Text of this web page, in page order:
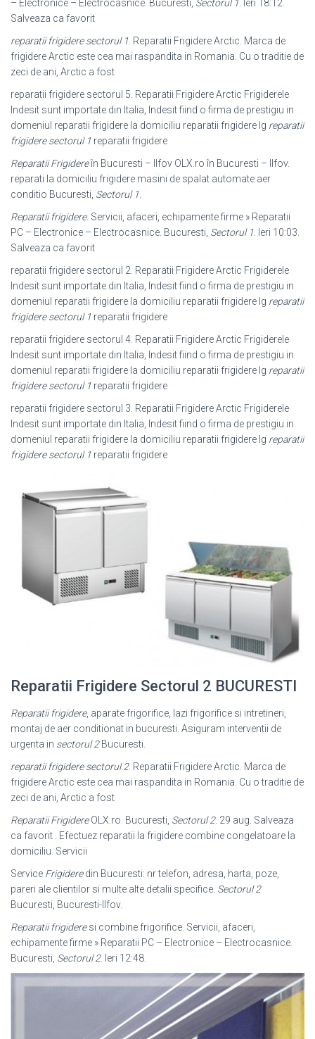
– Electronice – Electrocasnice. Bucuresti, Sectorul 1 . Ieri 18:12.
Salveaza ca favorit
reparatii frigidere sectorul 1 . Reparatii Frigidere Arctic. Marca de
frigidere Arctic este cea mai raspandita in Romania. Cu o traditie de
zeci de ani, Arctic a fost
reparatii frigidere sectorul 5. Reparatii Frigidere Arctic Frigiderele
Indesit sunt importate din Italia, Indesit fiind o firma de prestigiu in
domeniul reparatii frigidere la domiciliu reparatii frigidere lg reparatii
frigidere sectorul 1 reparatii frigidere
Reparatii Frigidereîn Bucuresti – Ilfov OLX.ro în Bucuresti – Ilfov.
reparati la domiciliu frigidere masini de spalat automate aer
conditio Bucuresti, Sectorul 1
Reparatii frigidere. Servicii, afaceri, echipamente firme » Reparatii
PC – Electronice – Electrocasnice. Bucuresti, Sectorul 1 . Ieri 10:03.
Salveaza ca favorit
reparatii frigidere sectorul 2. Reparatii Frigidere Arctic Frigiderele
Indesit sunt importate din Italia, Indesit fiind o firma de prestigiu in
domeniul reparatii frigidere la domiciliu reparatii frigidere lg reparatii
frigidere sectorul 1 reparatii frigidere
reparatii frigidere sectorul 4. Reparatii Frigidere Arctic Frigiderele
Indesit sunt importate din Italia, Indesit fiind o firma de prestigiu in
domeniul reparatii frigidere la domiciliu reparatii frigidere lg reparatii
frigidere sectorul 1 reparatii frigidere
reparatii frigidere sectorul 3. Reparatii Frigidere Arctic Frigiderele
Indesit sunt importate din Italia, Indesit fiind o firma de prestigiu in
domeniul reparatii frigidere la domiciliu reparatii frigidere lg reparatii
frigidere sectorul 1 reparatii frigidere
Reparatii Frigidere Sectorul 2 BUCURESTI
Reparatii frigidere, aparate frigorifice, lazi frigorifice si intretineri,
montaj de aer conditionat in bucuresti. Asiguram interventii de
urgenta in sectorul 2Bucuresti.
reparatii frigidere sectorul 2. Reparatii Frigidere Arctic. Marca de
frigidere Arctic este cea mai raspandita in Romania. Cu o traditie de
zeci de ani, Arctic a fost
Reparatii FrigidereOLX.ro. Bucuresti, Sectorul 2. 29 aug. Salveaza
ca favorit . Efectuez reparatii la frigidere combine congelatoare la
domiciliu. Servicii
Service Frigideredin Bucuresti: nr telefon, adresa, harta, poze,
pareri ale clientilor si multe alte detalii specifice. Sectorul 2
Bucuresti, Bucuresti-Ilfov.
Reparatii frigideresi combine frigorifice. Servicii, afaceri,
echipamente firme » Reparatii PC – Electronice – Electrocasnice.
Bucuresti, Sectorul 2. Ieri 12:48.